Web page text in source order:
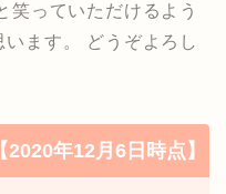
笑っていただけるよう
ます。 どうぞよろし
年12月6日時点】